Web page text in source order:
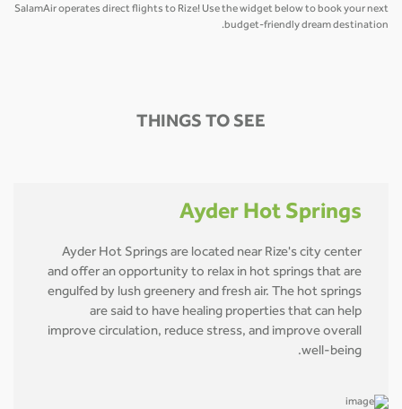
SalamAir operates direct flights to Rize! Use the widget below to book your next
budget-friendly dream destination.
THINGS TO SEE
Ayder Hot Springs
Ayder Hot Springs are located near Rize's city center
and offer an opportunity to relax in hot springs that are
engulfed by lush greenery and fresh air. The hot springs
are said to have healing properties that can help
improve circulation, reduce stress, and improve overall
well-being.